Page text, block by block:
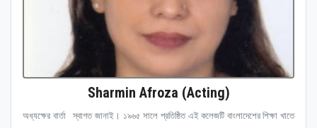
Sharmin Afroza (Acting)
অধ্যক্ষের বার্তা স্বাগত জানাই। ১৯৬৫ সালে প্রতিষ্ঠিত এই কলেজটি বাংলাদেশের শিক্ষা খাতে